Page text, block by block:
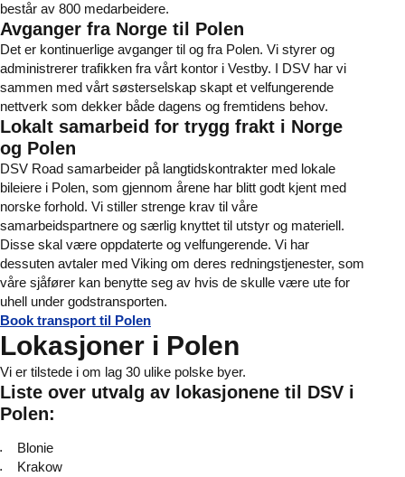
består av 800 medarbeidere.
Avganger fra Norge til Polen
Det er kontinuerlige avganger til og fra Polen. Vi styrer og
administrerer trafikken fra vårt kontor i Vestby. I DSV har vi
sammen med vårt søsterselskap skapt et velfungerende
nettverk som dekker både dagens og fremtidens behov.
Lokalt samarbeid for trygg frakt i Norge
og Polen
DSV Road samarbeider på langtidskontrakter med lokale
bileiere i Polen, som gjennom årene har blitt godt kjent med
norske forhold. Vi stiller strenge krav til våre
samarbeidspartnere og særlig knyttet til utstyr og materiell.
Disse skal være oppdaterte og velfungerende. Vi har
dessuten avtaler med Viking om deres redningstjenester, som
våre sjåfører kan benytte seg av hvis de skulle være ute for
uhell under godstransporten.
Book transport til Polen
Lokasjoner i Polen
Vi er tilstede i om lag 30 ulike polske byer.
Liste over utvalg av lokasjonene til DSV i
Polen:
Blonie
Krakow